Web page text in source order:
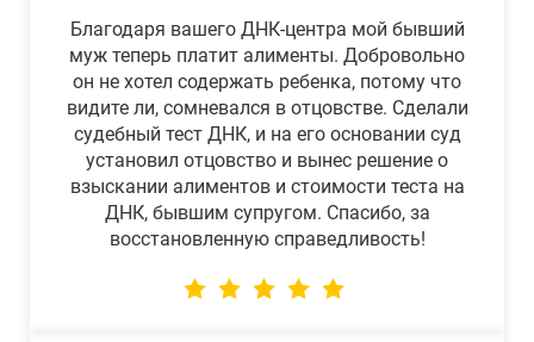
Благодаря вашего ДНК-центра мой бывший
муж теперь платит алименты. Добровольно
он не хотел содержать ребенка, потому что
видите ли, сомневался в отцовстве. Сделали
судебный тест ДНК, и на его основании суд
установил отцовство и вынес решение о
взыскании алиментов и стоимости теста на
ДНК, бывшим супругом. Спасибо, за
восстановленную справедливость!